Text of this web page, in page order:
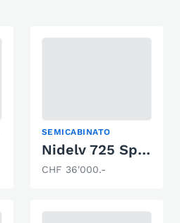
SEMICABINATO
Nidelv 725 Sport
CHF 36'000.-